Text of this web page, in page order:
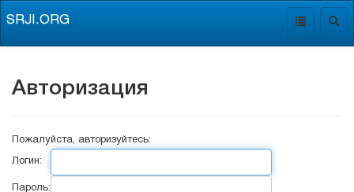
Toggle
SRJI.ORG
Авторизация
Пожалуйста, авторизуйтесь:
Логин:
Пароль: